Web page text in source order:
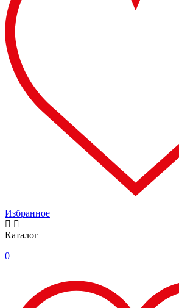
Избранное
Каталог
0